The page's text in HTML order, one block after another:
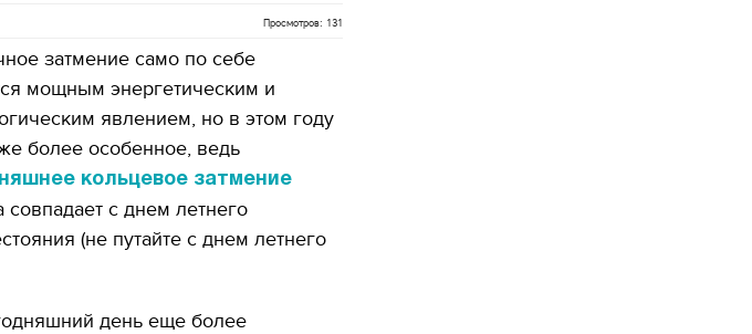
Просмотров: 131
затмение само по себе
мощным энергетическим и
явлением, но в этом году
более особенное, ведь
кольцевое затмение
совпадает с днем летнего
(не путайте с днем летнего
день еще более